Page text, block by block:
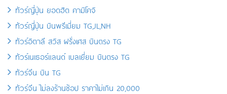
ทัวร์ญี่ปุ่น ยอดฮิต คามิโคจิ
ทัวร์ญี่ปุ่น บินพรีเมี่ยม TG,JL,NH
ทัวร์อิตาลี สวิส ฝรั่งเศส บินตรง TG
ทัวร์เนเธอร์แลนด์ เบลเยี่ยม บินตรง TG
ทัวร์จีน บิน TG
ทัวร์จีน ไม่ลงร้านช้อป ราคาไม่เกิน 20,000